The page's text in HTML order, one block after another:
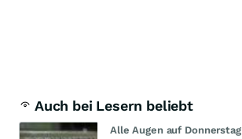
Auch bei Lesern beliebt
Alle Augen auf Donnerstag